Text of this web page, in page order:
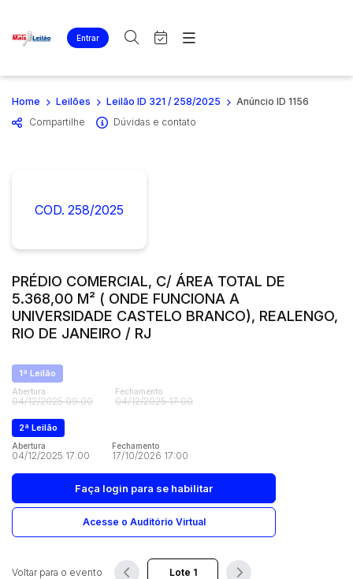
Entrar
Criar conta Entrar
Site
Agenda
Quem Somos
Imóveis
Casas
Lote
Ponto Comercial
Rural
Vaga de Garagem
Móveis
Móveis
Veículos
Carros
Busca por palavra-chave
Bairro
Judiciais Extrajudiciais
Faixa de valor
Quem Somos
Home Leilões Leilão ID 321 / 258/2025
Anúncio ID 1156
Compartilhe
Dúvidas e contato
COD. 258/2025
PRÉDIO COMERCIAL, C/ ÁREA TOTAL DE
5.368,00 M² ( ONDE FUNCIONA A
UNIVERSIDADE CASTELO BRANCO), REALENGO,
RIO DE JANEIRO / RJ
1ª Leilão
Abertura
04/12/2025 09:00
Fechamento
04/12/2025 17:00
2ª Leilão
Abertura
04/12/2025 17:00
Fechamento
17/10/2026 17:00
Faça login para se habilitar
Acesse o Auditório Virtual
Voltar para o evento